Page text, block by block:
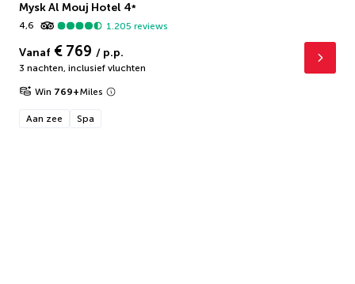
Mysk Al Mouj Hotel 4*
4,6
1.205 reviews
Vanaf € 769 / p.p.
3 nachten, inclusief vluchten
Win 769+Miles
Aan zee Spa